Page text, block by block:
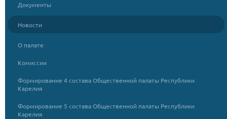
Документы
Новости
О палате
Комиссии
Формирование 4 состава Общественной палаты Республики
Карелия
Формирование 5 состава Общественной палаты Республики
Карелия